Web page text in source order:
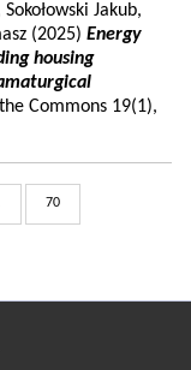
Jakub,
(2025) Energy
housing
Commons 19(1),
70